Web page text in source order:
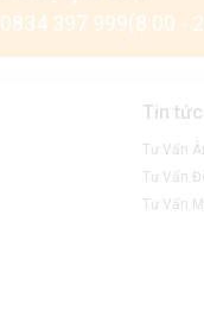
0834 397 999(8:00 -
Tin
Tư Vấn
Tư Vấn
Tư Vấn